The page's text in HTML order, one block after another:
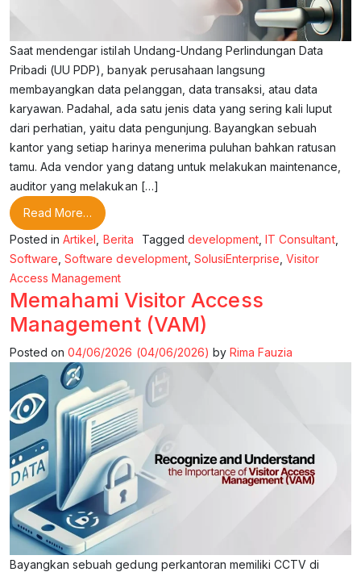
Saat mendengar istilah Undang-Undang Perlindungan Data
Pribadi (UU PDP), banyak perusahaan langsung
membayangkan data pelanggan, data transaksi, atau data
karyawan. Padahal, ada satu jenis data yang sering kali luput
dari perhatian, yaitu data pengunjung. Bayangkan sebuah
kantor yang setiap harinya menerima puluhan bahkan ratusan
tamu. Ada vendor yang datang untuk melakukan maintenance,
auditor yang melakukan […]
Read More… from Data Pengunjung Juga Dilindungi UU PDP
Posted inArtikel , Berita Tagged development, IT Consultant,
Software,Software development, SolusiEnterprise,Visitor
Access Management
Memahami Visitor Access
Management (VAM)
Posted on04/06/2026 (04/06/2026) by Rima Fauzia
Bayangkan sebuah gedung perkantoran memiliki CCTV di